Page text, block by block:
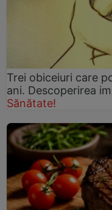
Trei obiceiuri care
ani. Descoperirea
Sănătate!